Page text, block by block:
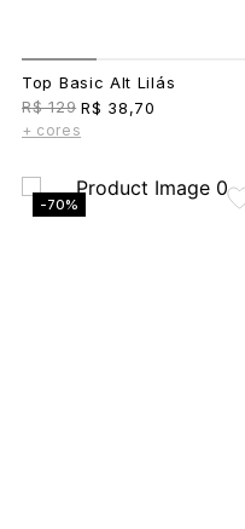
Top Basic Alt Lilás
R$ 129 R$ 38,70
+ cores
-70%